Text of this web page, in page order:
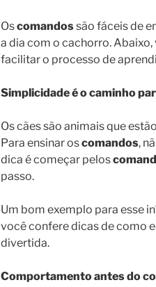
Oscomandossão fáceis de
a dia com o cachorro.
facilitar o processo de
Simplicidade é o caminho
Os cães são animais que
Para ensinar oscomandos,
dica é começar pelos
passo.
Um bom exemplo para esse
você confere dicas de como
divertida.
Comportamento antes do